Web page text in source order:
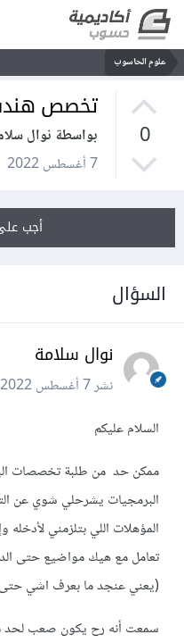
علوم الحاسوب
0
تخصص
بواسطة نوال
7 أغسطس 2022
أجب
السؤال
نوال سلامة
نشر7 أغسطس 2022
السلام عليكم
ممكن حد من طلبة تخصصات
البرمجيات يشرحلي شوي عن
المؤهلات اللي بتلزمني
تعامل مع هيك مواضيع حتى
(يعني عنجد ما بعرف اشي
سمعت أنه رح يكون صعب لحد